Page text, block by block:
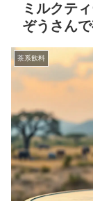
ミルクテ
ぞうさん
茶系飲料